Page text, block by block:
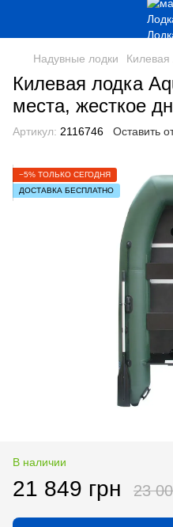
Надувные лодки
Килевая лодка
места, жесткое
Артикул: 2116746 Оставить
−5% ТОЛЬКО СЕГОДНЯ
ДОСТАВКА БЕСПЛАТНО
В наличии
21 849 грн 23